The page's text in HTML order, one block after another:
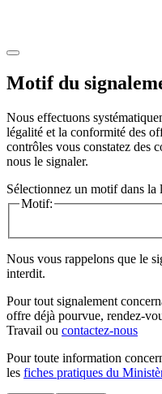
Motif du
Nous effectuons
légalité et la conformité des
contrôles vous constatez des
nous le signaler.
Sélectionnez un motif dans la
Motif:
Nous vous rappelons que le
interdit.
Pour tout signalement
offre déjà pourvue, rendez-
Travail ou contactez-nous
Pour toute information
les fiches pratiques du